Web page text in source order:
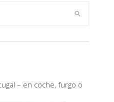
– en coche, furgo o